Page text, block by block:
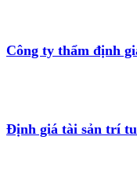
Công ty thẩm định
Định giá tài sản trí